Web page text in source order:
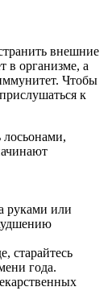
внешние
в организме, а
Чтобы
к
руками или
старайтесь
года.